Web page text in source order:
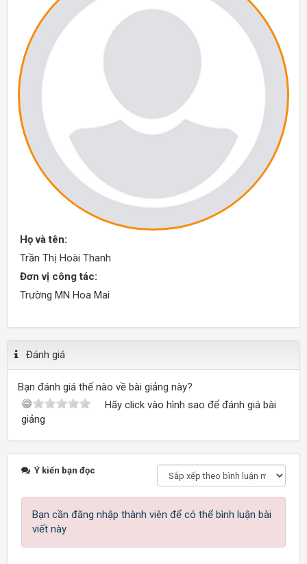
Họ và tên:
Trần Thị Hoài Thanh
Đơn vị công tác:
Trường MN Hoa Mai
Đánh giá
Bạn đánh giá thế nào về bài giảng này?
Hãy click vào hình sao để đánh giá bài
giảng
Ý kiến bạn đọc
Bạn cần đăng nhập thành viên để có thể bình luận bài
viết này